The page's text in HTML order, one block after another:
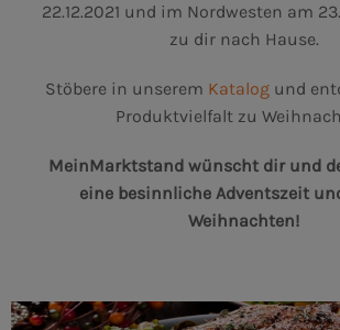
22.12.2021 und im Nordwesten am
zu dir nach Hause.
Stöbere in unserem Katalog und
Produktvielfalt zu
MeinMarktstand wünscht dir und
eine besinnliche Adventszeit
Weihnachten!